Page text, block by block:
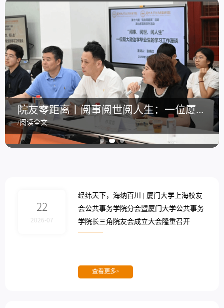
院友零距离丨岁月回望：锻造应对时代不确定性的“心之力”
/阅读全文
经纬天下，海纳百川 | 厦门大学上海校友会公共事务学院分会暨厦门大学公共事务学院长三角院友会成立大会隆重召开
/阅读全文
院友零距离丨阅事阅世阅人生：一位厦大政治学毕业生的成长漫谈
/阅读全文
院友零距离丨岁月回望：锻造应对时代不确定性的“心之力”
/阅读全文
经纬天下，海纳百川 | 厦门大学上海校友会公共事务学院分会暨厦门大学公共事务学院长三角院友会成立大会隆重召开
/阅读全文
22
2026-07
经纬天下，海纳百川 | 厦门大学上海校友
会公共事务学院分会暨厦门大学公共事务
学院长三角院友会成立大会隆重召开
查看更多>